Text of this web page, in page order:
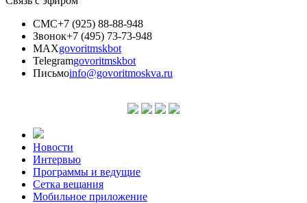
СМС+7 (925) 88-88-948
Звонок+7 (495) 73-73-948
MAXgovoritmskbot
Telegramgovoritmskbot
Письмоinfo@govoritmoskva.ru
Новости
Интервью
Программы и ведущие
Сетка вещания
Мобильное приложение